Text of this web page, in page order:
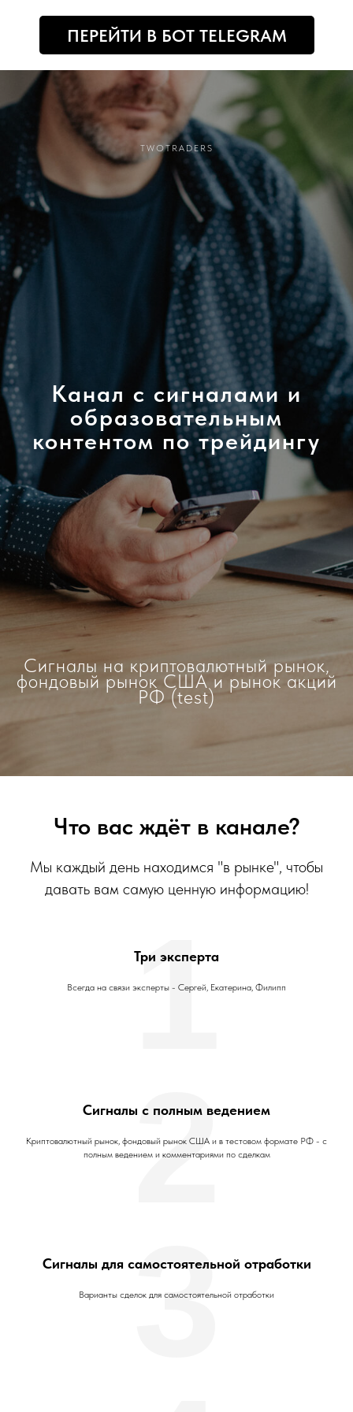
ПЕРЕЙТИ В БОТ TELEGRAM
Канал с сигналами и
образовательным
контентом по трейдингу
TWOTRADERS
Сигналы на криптовалютный рынок,
фондовый рынок США и рынок акций
РФ (test)
Что вас ждёт в канале?
Мы каждый день находимся "в рынке", чтобы
давать вам самую ценную информацию!
Три эксперта
Всегда на связи эксперты - Сергей, Екатерина, Филипп
1
Сигналы с полным ведением
Криптовалютный рынок, фондовый рынок США и в тестовом формате РФ - с
полным ведением и комментариями по сделкам
2
Сигналы для самостоятельной отработки
Варианты сделок для самостоятельной отработки
3